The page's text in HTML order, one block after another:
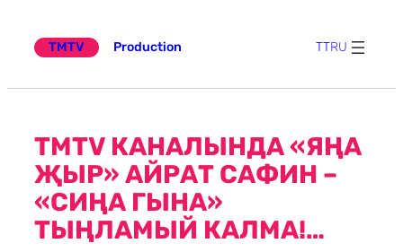
TMTV
Production TTRU
TMTV КАНАЛЫНДА «ЯҢА
ҖЫР» АЙРАТ САФИН –
«СИҢА ГЫНА»
ТЫҢЛАМЫЙ КАЛМА!…